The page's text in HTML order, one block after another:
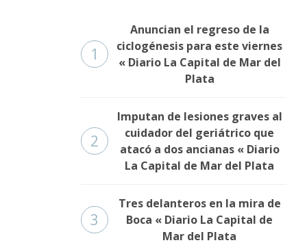
1
Anuncian el regreso de la
ciclogénesis para este viernes
« Diario La Capital de Mar del
Plata
2
Imputan de lesiones graves al
cuidador del geriátrico que
atacó a dos ancianas « Diario
La Capital de Mar del Plata
3
Tres delanteros en la mira de
Boca « Diario La Capital de
Mar del Plata